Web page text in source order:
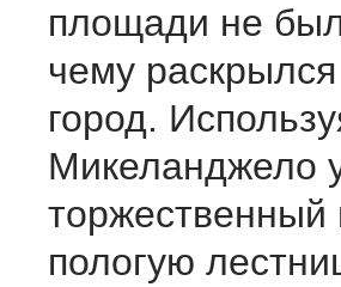
площади не
чему
город.
Микеланджело
пологую